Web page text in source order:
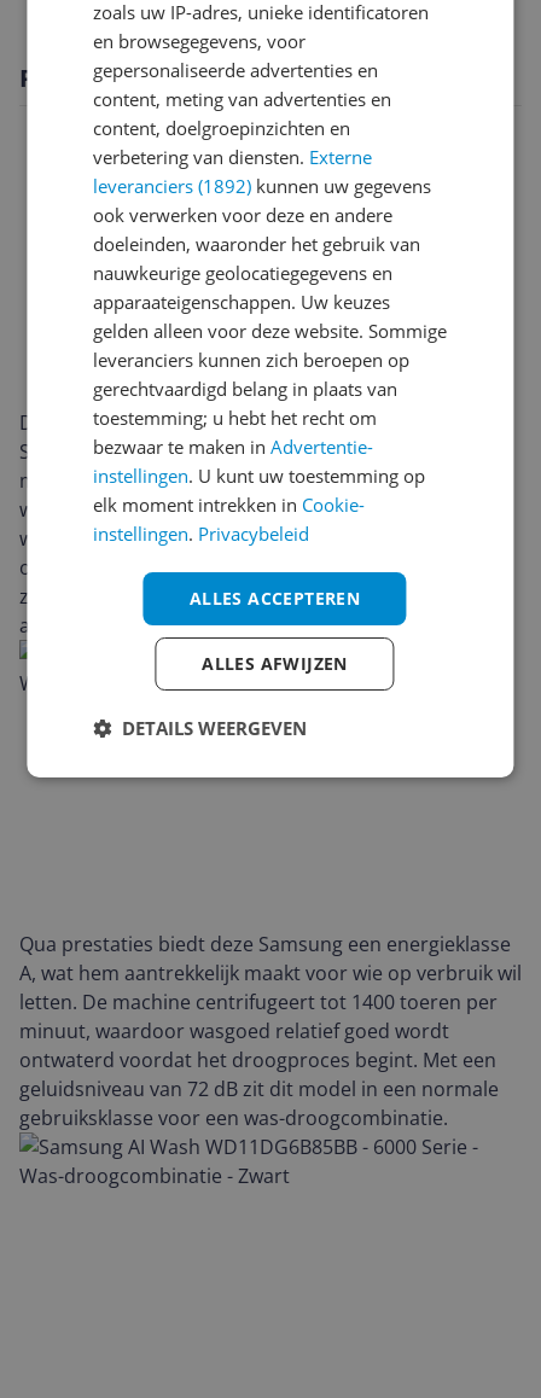
Productomschrijving
De Samsung AI Wash WD11DG6B85BB uit de 6000
Serie heeft een strakke zwarte afwerking en een
moderne frontlader-uitvoering. Daarmee past deze
was-droogcombinatie goed in een eigentijdse
wasruimte of keukenopstelling. Het ontwerp is gericht
op gebruikers die één compact apparaat willen voor
zowel wassen als drogen, zonder concessies te doen
aan een verzorgde uitstraling.
Qua prestaties biedt deze Samsung een energieklasse
A, wat hem aantrekkelijk maakt voor wie op verbruik wil
letten. De machine centrifugeert tot 1400 toeren per
minuut, waardoor wasgoed relatief goed wordt
ontwaterd voordat het droogproces begint. Met een
geluidsniveau van 72 dB zit dit model in een normale
gebruiksklasse voor een was-droogcombinatie.
zoals uw IP-adres, unieke identificatoren
en browsegegevens, voor
gepersonaliseerde advertenties en
content, meting van advertenties en
content, doelgroepinzichten en
verbetering van diensten. Externe
leveranciers (1892) kunnen uw gegevens
ook verwerken voor deze en andere
doeleinden, waaronder het gebruik van
nauwkeurige geolocatiegegevens en
apparaateigenschappen. Uw keuzes
gelden alleen voor deze website. Sommige
leveranciers kunnen zich beroepen op
gerechtvaardigd belang in plaats van
toestemming; u hebt het recht om
bezwaar te maken inAdvertentie-
instellingen. U kunt uw toestemming op
elk moment intrekken in Cookie-
instellingen. Privacybeleid
ALLES ACCEPTEREN
ALLES AFWIJZEN
DETAILS WEERGEVEN